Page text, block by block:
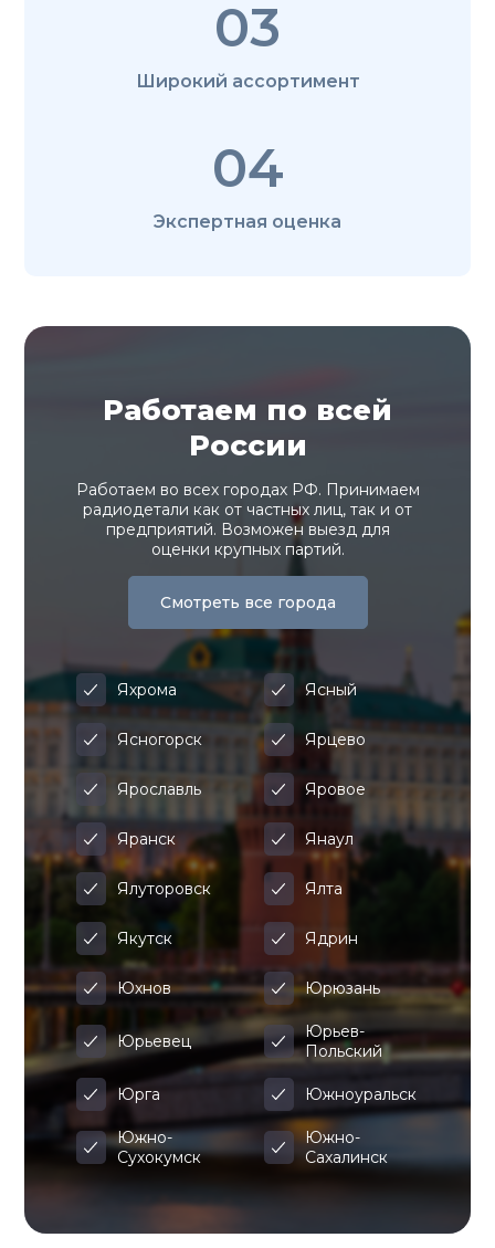
03
Широкий ассортимент
04
Экспертная оценка
Работаем по всей
России
Работаем во всех городах РФ. Принимаем
радиодетали как от частных лиц, так и от
предприятий. Возможен выезд для
оценки крупных партий.
Смотреть все города
Яхрома Ясный
Ясногорск Ярцево
Ярославль Яровое
Яранск Янаул
Ялуторовск Ялта
Якутск Ядрин
Юхнов Юрюзань
Юрьевец
Юрьев-
Польский
Юрга Южноуральск
Южно-
Сухокумск
Южно-
Сахалинск